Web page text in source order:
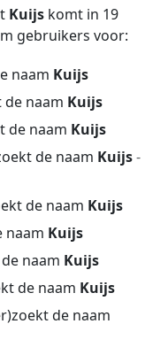
Kuijs komt in 19
gebruikers voor:
naam Kuijs
naam Kuijs
de naam Kuijs
de naam Kuijs-
de naam Kuijs
naam Kuijs
naam Kuijs
de naam Kuijs
de naam